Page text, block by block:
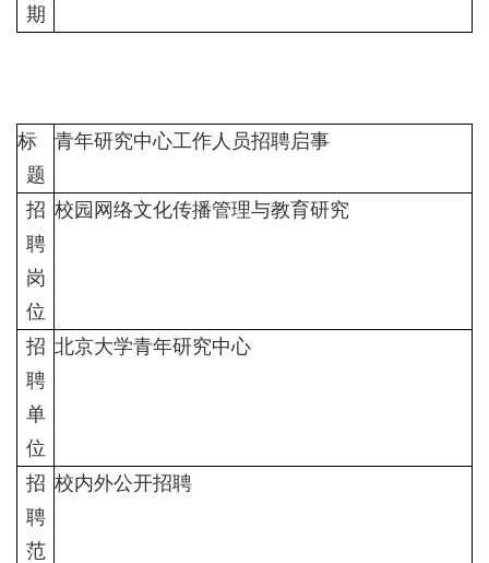
期
标
题
青年研究中心工作人员招聘启事
招
聘
岗
位
校园网络文化传播管理与教育研究
招
聘
单
位
北京大学青年研究中心
招
聘
范
校内外公开招聘